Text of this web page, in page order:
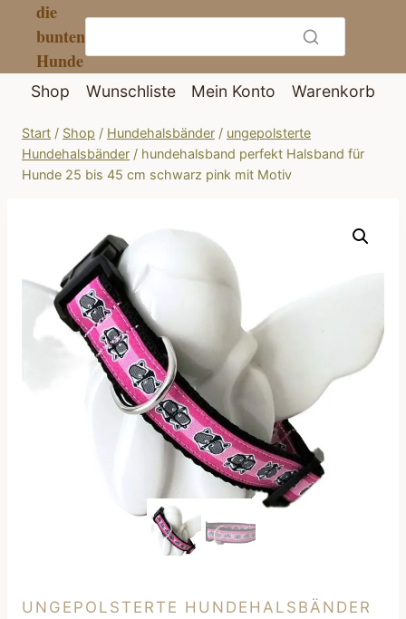
Inhalt
springen
die
bunten
Hunde
Shop Wunschliste Mein Konto Warenkorb
Start / Shop / Hundehalsbänder / ungepolsterte
Hundehalsbänder / hundehalsband perfekt Halsband für
Hunde 25 bis 45 cm schwarz pink mit Motiv
UNGEPOLSTERTE HUNDEHALSBÄNDER